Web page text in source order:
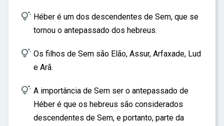
 Héber é um dos descendentes de Sem, que se
tornou o antepassado dos hebreus.
 Os filhos de Sem são Elão, Assur, Arfaxade, Lud
e Arã.
 A importância de Sem ser o antepassado de
Héber é que os hebreus são considerados
descendentes de Sem, e portanto, parte da